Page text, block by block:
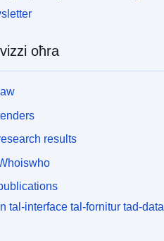
oħra
results
tal-interface tal-fornitur tad-data